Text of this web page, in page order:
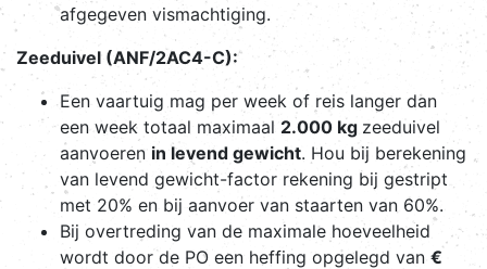
afgegeven vismachtiging.
Zeeduivel (ANF/2AC4-C):
Een vaartuig mag per week of reis langer dan
een week totaal maximaal 2.000 kg zeeduivel
aanvoeren in levend gewicht. Hou bij berekening
van levend gewicht-factor rekening bij gestript
met 20% en bij aanvoer van staarten van 60%.
Bij overtreding van de maximale hoeveelheid
wordt door de PO een heffing opgelegd van €